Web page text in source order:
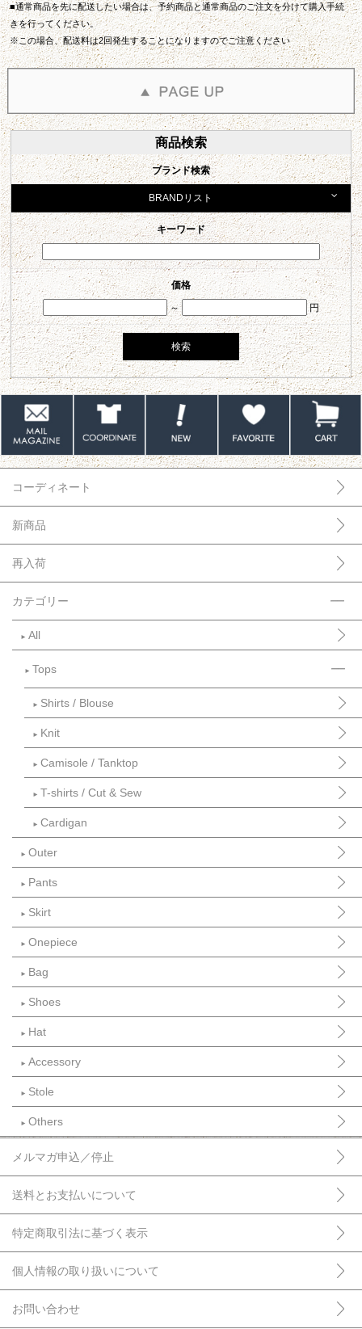
■通常商品を先に配送したい場合は、予約商品と通常商品のご注文を分けて購入手続
きを行ってください。
※この場合、配送料は2回発生することになりますのでご注意ください
商品検索
ブランド検索
BRANDリスト
キーワード
価格
～
円
コーディネート
新商品
再入荷
カテゴリー
► All
► Tops
► Shirts / Blouse
► Knit
► Camisole / Tanktop
► T-shirts / Cut & Sew
► Cardigan
► Outer
► Pants
► Skirt
► Onepiece
► Bag
► Shoes
► Hat
► Accessory
► Stole
► Others
メルマガ申込／停止
送料とお支払いについて
特定商取引法に基づく表示
個人情報の取り扱いについて
お問い合わせ